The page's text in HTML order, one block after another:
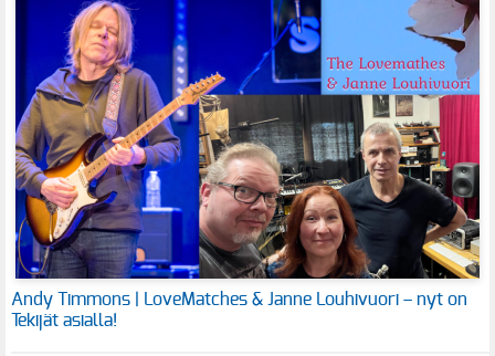
Andy Timmons | LoveMatches & Janne Louhivuori – nyt on
Tekijät asialla!